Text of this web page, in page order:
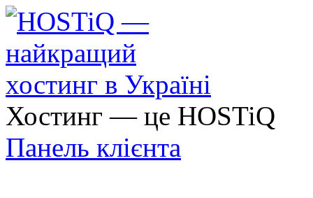
Хостинг — це HOSTiQ
Панель клієнта